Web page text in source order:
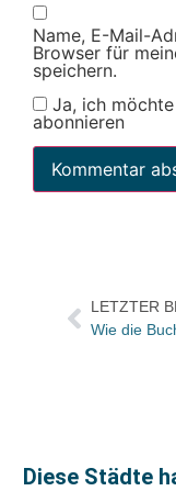
Name, E-Mail-
Browser für
speichern.
Ja, ich
abonnieren
LETZTER
Diese Städte